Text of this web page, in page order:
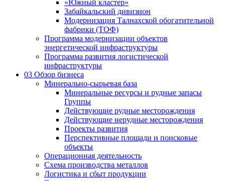
«Южный кластер»
Забайкальский дивизион
Модернизация Талнахской обогатительной
фабрики (ТОФ)
Программа модернизации объектов
энергетической инфраструктуры
Программа развития логистической
инфраструктуры
03 Обзор бизнеса
Минерально-сырьевая база
Минеральные ресурсы и рудные запасы
Группы
Действующие рудные месторождения
Действующие нерудные месторождения
Проекты развития
Перспективные площади и поисковые
объекты
Операционная деятельность
Схема производства металлов
Логистика и сбыт продукции